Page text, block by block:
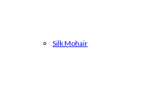
Silk Mohair